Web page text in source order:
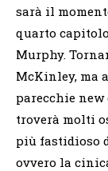
sarà il
quarto
Murphy.
McKinley, ma
parecchie new
troverà molti
più fastidioso
ovvero la